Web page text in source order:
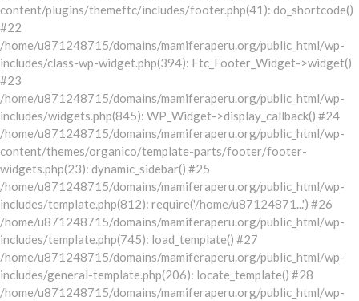
content/plugins/themeftc/includes/footer.php(41): do_shortcode()
#22
/home/u871248715/domains/mamiferaperu.org/public_html/wp-
includes/class-wp-widget.php(394): Ftc_Footer_Widget->widget()
#23
/home/u871248715/domains/mamiferaperu.org/public_html/wp-
includes/widgets.php(845): WP_Widget->display_callback() #24
/home/u871248715/domains/mamiferaperu.org/public_html/wp-
content/themes/organico/template-parts/footer/footer-
widgets.php(23): dynamic_sidebar() #25
/home/u871248715/domains/mamiferaperu.org/public_html/wp-
includes/template.php(812): require('/home/u87124871...') #26
/home/u871248715/domains/mamiferaperu.org/public_html/wp-
includes/template.php(745): load_template() #27
/home/u871248715/domains/mamiferaperu.org/public_html/wp-
includes/general-template.php(206): locate_template() #28
/home/u871248715/domains/mamiferaperu.org/public_html/wp-